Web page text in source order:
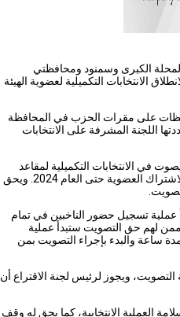
الكبرى وسمنود ومحافظتي
الانتخابات التكميلية لعضوية الهيئة
على مقرات الحزب في المحافظة
اللجنة المشرفة على الانتخابات
في الانتخابات التكميلية لمقاعد
الهيئة العليا كلٌ في محافظته، شريطة أن يكون مسددًا لاشتراك العضوية حتى العام 2024. ويحق
عملية تسجيل حضور الناخبين في تمام
الثالثة عصرًا، وعند اكتمال النصاب بحضور 50% ممن لهم حق التصويت ستبدأ عملية
ساعة والبدء بإجراء التصويت بمن
ويجوز لرئيس لجنة الاقتراع أن
العملية الانتخابية، كما يحق له وقف